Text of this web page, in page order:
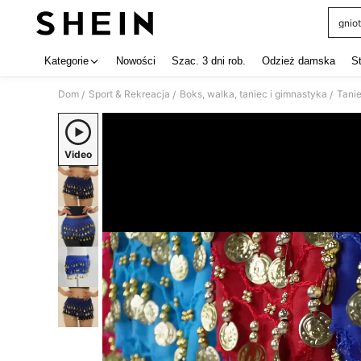
Kategorie Nowości Szac. 3 dni rob. Odzież damska
Dom / Sport & Rekreacja / Boks, walka, taniec i gimnastyka /
Video